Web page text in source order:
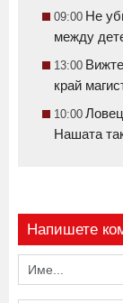
09:00 Не
между
13:00
край
10:00
Нашата
Напишете